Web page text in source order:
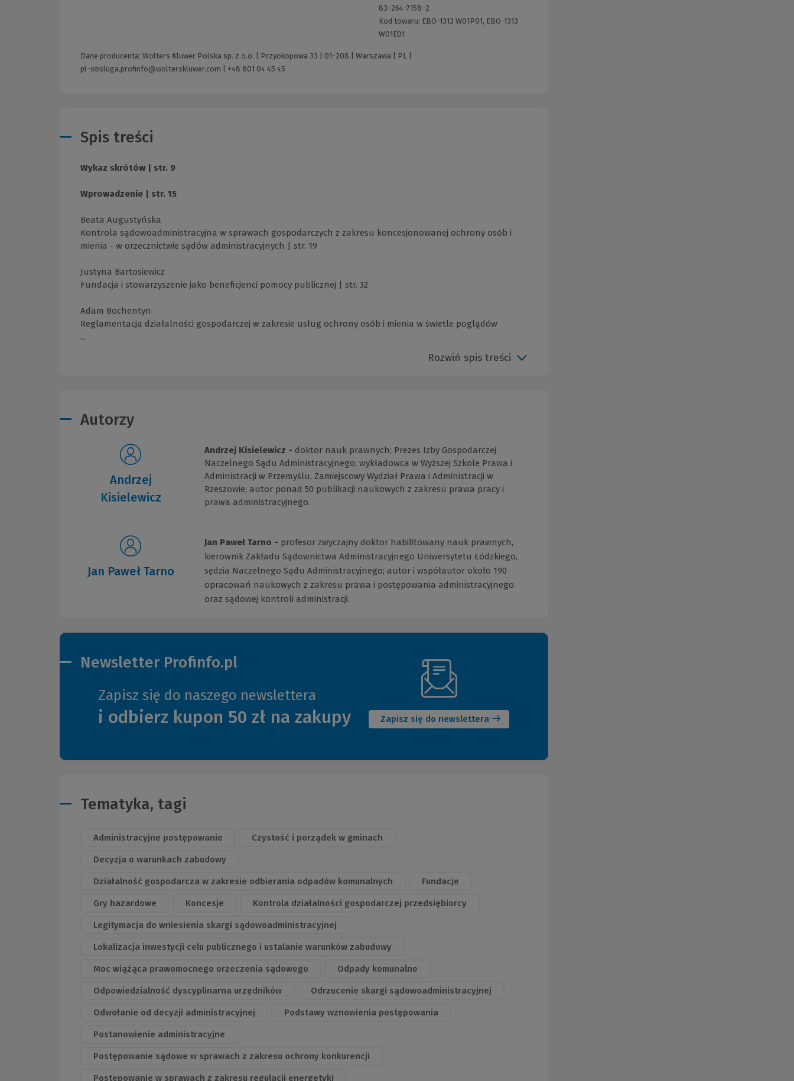
83-264-7158-2
Kod towaru: EBO-1313 W01P01, EBO-1313
W01E01
Dane producenta: Wolters Kluwer Polska sp. z o.o. | Przyokopowa 33 | 01-208 | Warszawa | PL |
pl-obsluga.profinfo@wolterskluwer.com
+48 801 04 45 45
Spis treści
Wykaz skrótów | str. 9
Wprowadzenie | str. 15
Beata Augustyńska
Kontrola sądowoadministracyjna w sprawach gospodarczych z zakresu koncesjonowanej ochrony osób i
mienia - w orzecznictwie sądów administracyjnych | str. 19
Justyna Bartosiewicz
Fundacja i stowarzyszenie jako beneficjenci pomocy publicznej | str. 32
Adam Bochentyn
Reglamentacja działalności gospodarczej w zakresie usług ochrony osób i mienia w świetle poglądów
...
Rozwiń spis treści
Autorzy
Andrzej
Kisielewicz
Andrzej Kisielewicz - doktor nauk prawnych; Prezes Izby Gospodarczej
Naczelnego Sądu Administracyjnego; wykładowca w Wyższej Szkole Prawa i
Administracji w Przemyślu, Zamiejscowy Wydział Prawa i Administracji w
Rzeszowie; autor ponad 50 publikacji naukowych z zakresu prawa pracy i
prawa administracyjnego.
Jan Paweł Tarno
Jan Paweł Tarno - profesor zwyczajny doktor habilitowany nauk prawnych,
kierownik Zakładu Sądownictwa Administracyjnego Uniwersytetu Łódzkiego,
sędzia Naczelnego Sądu Administracyjnego; autor i współautor około 190
opracowań naukowych z zakresu prawa i postępowania administracyjnego
oraz sądowej kontroli administracji.
Newsletter Profinfo.pl
Zapisz się do naszego newslettera
i odbierz kupon 50 zł na zakupy Zapisz się do newslettera
okno)
Tematyka, tagi
Administracyjne postępowanie Czystość i porządek w gminach
Decyzja o warunkach zabudowy
Działalność gospodarcza w zakresie odbierania odpadów komunalnych Fundacje
Gry hazardowe Koncesje Kontrola działalności gospodarczej przedsiębiorcy
Legitymacja do wniesienia skargi sądowoadministracyjnej
Lokalizacja inwestycji celu publicznego i ustalanie warunków zabudowy
Moc wiążąca prawomocnego orzeczenia sądowego Odpady komunalne
Odpowiedzialność dyscyplinarna urzędników Odrzucenie skargi sądowoadministracyjnej
Odwołanie od decyzji administracyjnej Podstawy wznowienia postępowania
Postanowienie administracyjne
Postępowanie sądowe w sprawach z zakresu ochrony konkurencji
Postępowanie w sprawach z zakresu regulacji energetyki